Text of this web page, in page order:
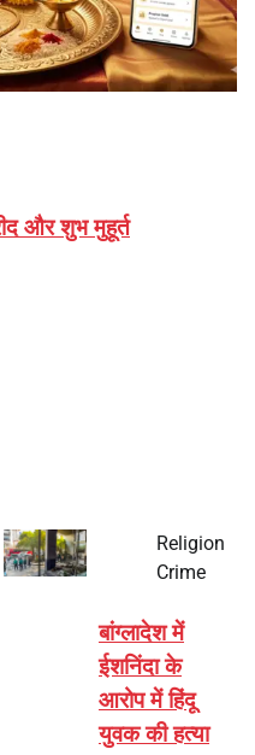
और शुभ मुहूर्त
Religion
Crime
बांग्लादेश में
ईशनिंदा के
आरोप में हिंदू
युवक की हत्या